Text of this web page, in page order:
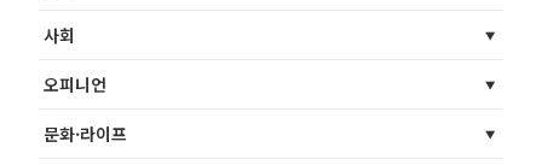
사회
오피니언
문화·라이프